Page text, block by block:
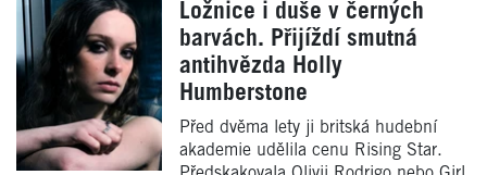
Ložnice i duše v černých
barvách. Přijíždí smutná
antihvězda Holly
Humberstone
Před dvěma lety ji britská hudební
akademie udělila cenu Rising Star.